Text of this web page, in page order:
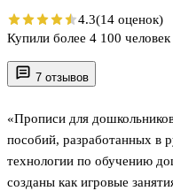
7 отзывов
«Прописи для
пособий, разработанных в
технологии по обучению
созданы как игровые
4.3(14 оценок)
Купили более 4 100 человек